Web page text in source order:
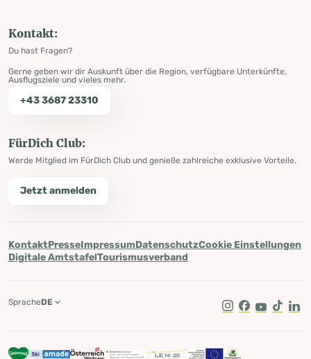
Kontakt:
Du hast Fragen?
Gerne geben wir dir Auskunft über die Region, verfügbare Unterkünfte,
Ausflugsziele und vieles mehr.
+43 3687 23310
FürDich Club:
Werde Mitglied im FürDich Club und genieße zahlreiche exklusive Vorteile.
Jetzt anmelden
KontaktPresseImpressumDatenschutzCookie Einstellungen
Digitale AmtstafelTourismusverband
Instagram
Facebook
Youtube
Tik Tok
SpracheDE